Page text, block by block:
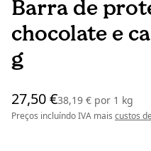
Barra de
chocolate e
g
27,50 €38,19 € por 1 kg
Preços incluíndo IVA mais custos